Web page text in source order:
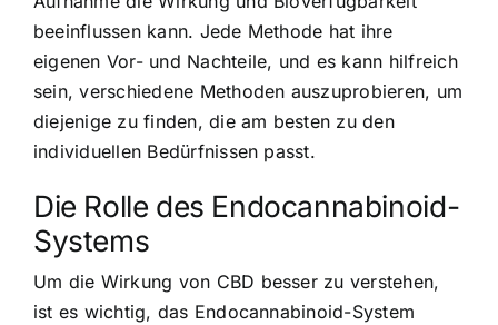
beeinflussen kann. Jede Methode hat ihre
eigenen Vor- und Nachteile, und es kann hilfreich
sein, verschiedene Methoden auszuprobieren, um
diejenige zu finden, die am besten zu den
individuellen Bedürfnissen passt.
Die Rolle des Endocannabinoid-
Systems
Um die Wirkung von CBD besser zu verstehen,
ist es wichtig, das Endocannabinoid-System